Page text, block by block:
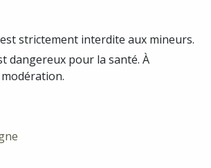
est strictement interdite aux mineurs.
dangereux pour la santé. À